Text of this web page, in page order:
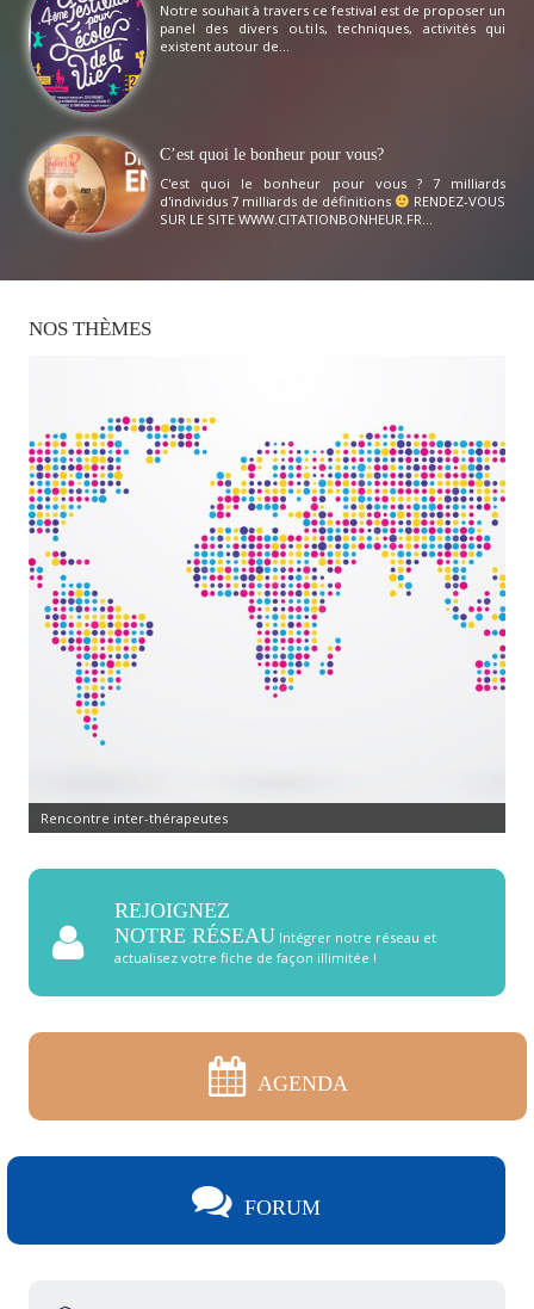
Notre souhait à travers ce festival est de proposer un
panel des divers outils, techniques, activités qui
existent autour de...
C’est quoi le bonheur pour vous?
C'est quoi le bonheur pour vous ? 7 milliards
d'individus 7 milliards de définitions
RENDEZ-VOUS
SUR LE SITE WWW.CITATIONBONHEUR.FR...
NOS THÈMES
Rencontre inter-thérapeutes
REJOIGNEZ
NOTRE RÉSEAU Intégrer notre réseau et
actualisez votre fiche de façon illimitée !
AGENDA
FORUM